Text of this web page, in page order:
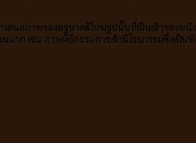
นอภาพของครูบาคติใหม่รูปนั้นที่เป็นเจ้าของ
ก เช่น ภาพพิธีกรรมการเข้านิโรธกรรมซึ่งเป็นพิ